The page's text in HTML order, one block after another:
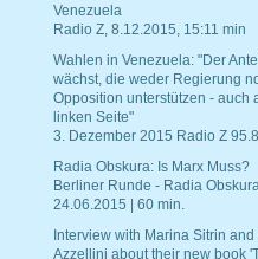
Venezuela
Radio Z, 8.12.2015, 15:11 min
Wahlen in Venezuela: "Der
wächst, die weder Regierung
Opposition unterstützen - auch
linken Seite"
3. Dezember 2015 Radio Z
Radia Obskura: Is Marx Muss?
Berliner Runde - Radia Obskura
24.06.2015 | 60 min.
Interview with Marina Sitrin and
Azzellini about their new book